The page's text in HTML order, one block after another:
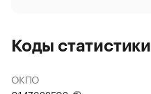
Коды статистики
ОКПО